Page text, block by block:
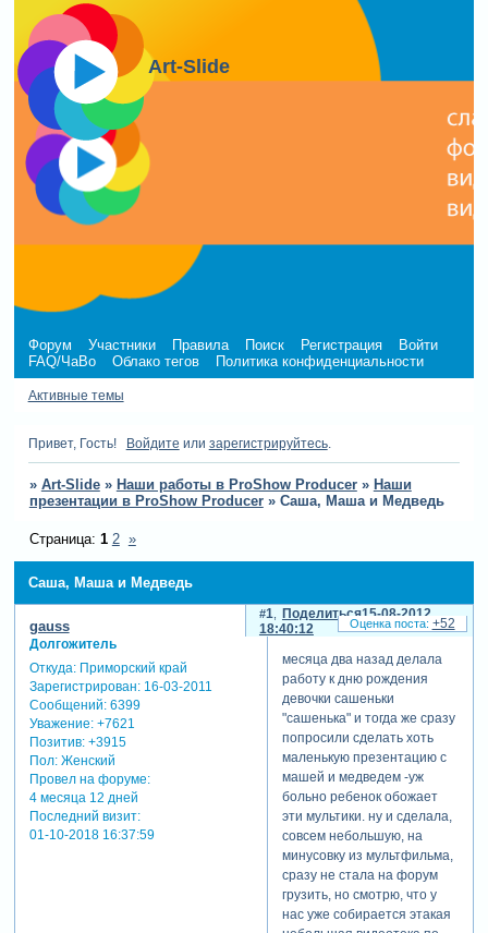
Art-Slide
Форум Участники Правила Поиск Регистрация
Войти
FAQ/ЧаВо
Облако тегов Политика конфиденциальности
Активные темы
Привет, Гость! Войдите или зарегистрируйтесь.
» Art-Slide » Наши работы в ProShow Producer » Наши
презентации в ProShow Producer » Саша, Маша и Медведь
Саша, Маша и Медведь
Страница: 1 2 »
Поделиться
1
15-08-2012
18:40:12
gauss
Долгожитель
Откуда:Приморский край
Зарегистрирован: 16-03-2011
Сообщений:6399
Уважение: +7621
Позитив: +3915
Пол:Женский
Провел на форуме:
4 месяца 12 дней
Последний визит:
01-10-2018 16:37:59
месяца два назад делала
работу к дню рождения
девочки сашеньки
"сашенька" и тогда же сразу
попросили сделать хоть
маленькую презентацию с
машей и медведем -уж
больно ребенок обожает
эти мультики. ну и сделала,
совсем небольшую, на
минусовку из мультфильма,
сразу не стала на форум
грузить, но смотрю, что у
нас уже собирается этакая
+52